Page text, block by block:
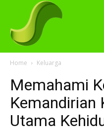
Home Keluarga
Memahami
Kemandirian
Utama